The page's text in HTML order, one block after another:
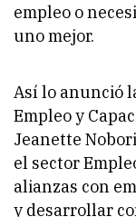
empleo o
uno mejor.
Así lo anunció
Empleo y
Jeanette
el sector
alianzas con
y desarrollar